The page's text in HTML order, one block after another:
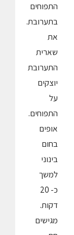
התפוחים
בתערובת.
את
שארית
התערובת
יוצקים
על
התפוחים.
אופים
בחום
בינוני
למשך
כ- 20
דקות.
מגישים